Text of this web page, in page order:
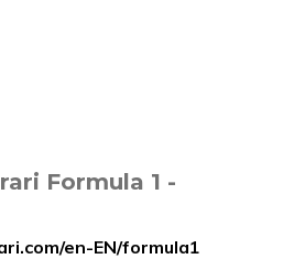
Formula 1 -
en-EN/formula1